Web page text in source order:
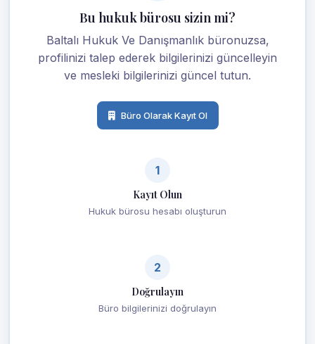
Bu hukuk bürosu sizin mi?
Baltalı Hukuk Ve Danışmanlık büronuzsa,
profilinizi talep ederek bilgilerinizi güncelleyin
ve mesleki bilgilerinizi güncel tutun.
Büro Olarak Kayıt Ol
1
Kayıt Olun
Hukuk bürosu hesabı oluşturun
2
Doğrulayın
Büro bilgilerinizi doğrulayın